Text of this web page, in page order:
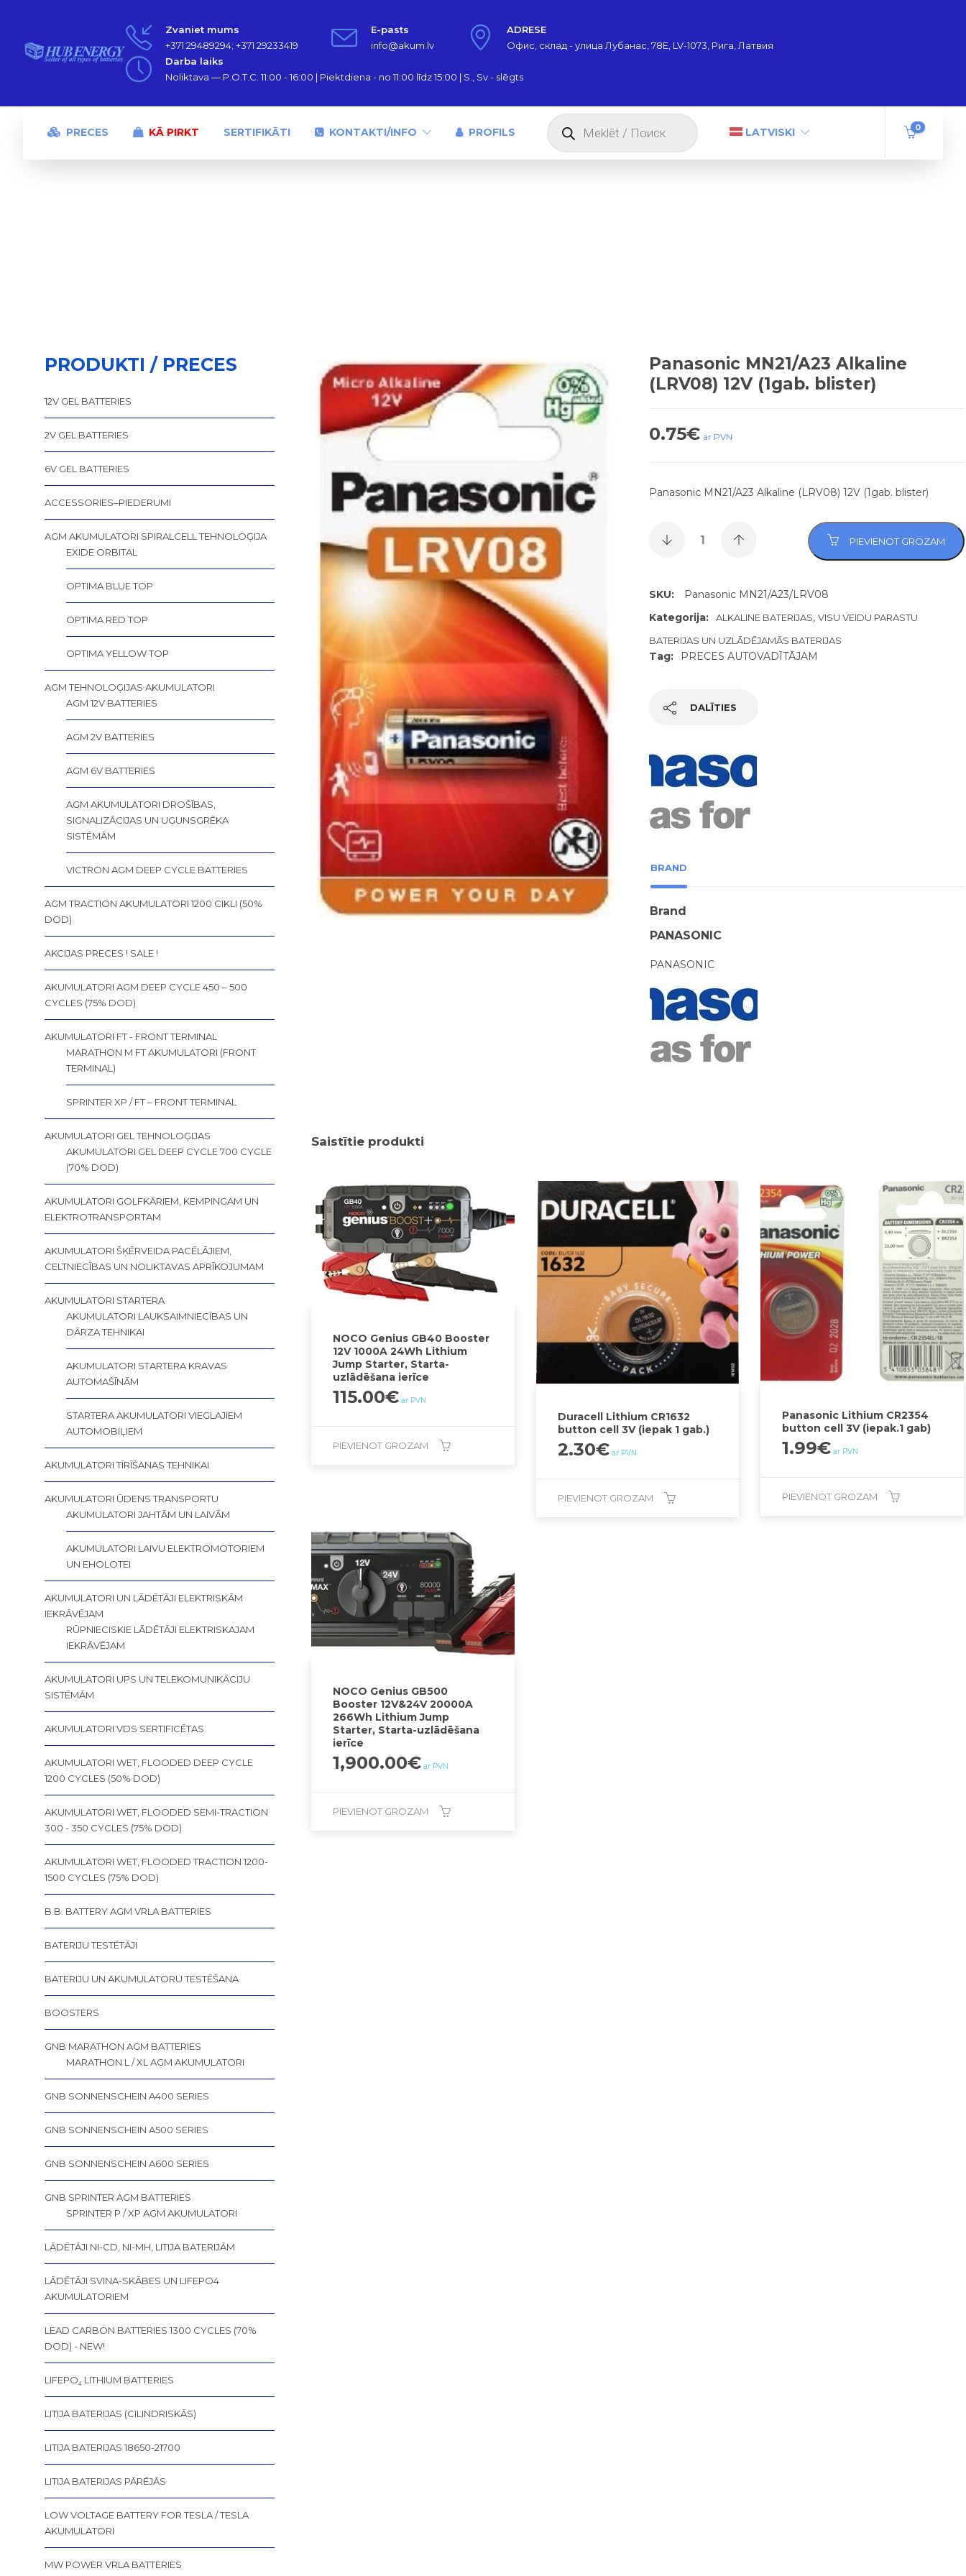
Zvaniet mums
+371 29489294; +371 29233419
E-pasts
info@akum.lv
ADRESE
Офис, склад - улица Лубанас, 78Е, LV-1073, Рига, Латвия
Darba laiks
Noliktava — P.O.T.C. 11:00 - 16:00 | Piektdiena - no 11:00 līdz 15:00 | S., Sv - slēgts
PRECES KĀ PIRKT SERTIFIKĀTI KONTAKTI/INFO PROFILS
Products
search LATVISKI 0
Panasonic MN21/A23 Alkaline
(LRV08) 12V (1gab. blister)
0.75€ ar PVN
Panasonic MN21/A23 Alkaline (LRV08) 12V (1gab. blister)
PIEVIENOT GROZAM
SKU:
Panasonic MN21/A23/LRV08
Kategorija:
ALKALINE BATERIJAS, VISU VEIDU PARASTU
BATERIJAS UN UZLĀDĒJAMĀS BATERIJAS
Tag: PRECES AUTOVADĪTĀJAM
DALĪTIES
BRAND
Brand
PANASONIC
PANASONIC
Saistītie produkti
NOCO Genius GB40 Booster
12V 1000A 24Wh Lithium
Jump Starter, Starta-
uzlādēšana ierīce
115.00€ ar PVN
PIEVIENOT GROZAM
Duracell Lithium CR1632
button cell 3V (iepak 1 gab.)
2.30€ ar PVN
PIEVIENOT GROZAM
Panasonic Lithium CR2354
button cell 3V (iepak.1 gab)
1.99€ ar PVN
PIEVIENOT GROZAM
NOCO Genius GB500
Booster 12V&24V 20000A
266Wh Lithium Jump
Starter, Starta-uzlādēšana
ierīce
1,900.00€ ar PVN
PIEVIENOT GROZAM
PRODUKTI / PRECES
12V GEL BATTERIES
2V GEL BATTERIES
6V GEL BATTERIES
ACCESSORIES–PIEDERUMI
AGM AKUMULATORI SPIRALCELL TEHNOLOĢIJA
EXIDE ORBITAL
OPTIMA BLUE TOP
OPTIMA RED TOP
OPTIMA YELLOW TOP
AGM TEHNOLOĢIJAS AKUMULATORI
AGM 12V BATTERIES
AGM 2V BATTERIES
AGM 6V BATTERIES
AGM AKUMULATORI DROŠĪBAS,
SIGNALIZĀCIJAS UN UGUNSGRĒKA
SISTĒMĀM
VICTRON AGM DEEP CYCLE BATTERIES
AGM TRACTION AKUMULATORI 1200 CIKLI (50%
DOD)
AKCIJAS PRECES ! SALE !
AKUMULATORI AGM DEEP CYCLE 450 – 500
CYCLES (75% DOD)
AKUMULATORI FT - FRONT TERMINAL
MARATHON M FT AKUMULATORI (FRONT
TERMINAL)
SPRINTER XP / FT – FRONT TERMINAL
AKUMULATORI GEL TEHNOLOĢIJAS
AKUMULATORI GEL DEEP CYCLE 700 CYCLE
(70% DOD)
AKUMULATORI GOLFKĀRIEM, KEMPINGAM UN
ELEKTROTRANSPORTAM
AKUMULATORI ŠĶĒRVEIDA PACĒLĀJIEM,
CELTNIECĪBAS UN NOLIKTAVAS APRĪKOJUMAM
AKUMULATORI STARTERA
AKUMULATORI LAUKSAIMNIECĪBAS UN
DĀRZA TEHNIKAI
AKUMULATORI STARTERA KRAVAS
AUTOMAŠĪNĀM
STARTERA AKUMULATORI VIEGLAJIEM
AUTOMOBIĻIEM
AKUMULATORI TĪRĪŠANAS TEHNIKAI
AKUMULATORI ŪDENS TRANSPORTU
AKUMULATORI JAHTĀM UN LAIVĀM
AKUMULATORI LAIVU ELEKTROMOTORIEM
UN EHOLOTEI
AKUMULATORI UN LĀDĒTĀJI ELEKTRISKĀM
IEKRĀVĒJAM
RŪPNIECISKIE LĀDĒTĀJI ELEKTRISKAJAM
IEKRĀVĒJAM
AKUMULATORI UPS UN TELEKOMUNIKĀCIJU
SISTĒMĀM
AKUMULATORI VDS SERTIFICĒTAS
AKUMULATORI WET, FLOODED DEEP CYCLE
1200 CYCLES (50% DOD)
AKUMULATORI WET, FLOODED SEMI-TRACTION
300 - 350 CYCLES (75% DOD)
AKUMULATORI WET, FLOODED TRACTION 1200-
1500 CYCLES (75% DOD)
B.B. BATTERY AGM VRLA BATTERIES
BATERIJU TESTĒTĀJI
BATERIJU UN AKUMULATORU TESTĒŠANA
BOOSTERS
GNB MARATHON AGM BATTERIES
MARATHON L / XL AGM AKUMULATORI
GNB SONNENSCHEIN A400 SERIES
GNB SONNENSCHEIN A500 SERIES
GNB SONNENSCHEIN A600 SERIES
GNB SPRINTER AGM BATTERIES
SPRINTER P / XP AGM AKUMULATORI
LĀDĒTĀJI NI-CD, NI-MH, LITIJA BATERIJĀM
LĀDĒTĀJI SVINA-SKĀBES UN LIFEPO4
AKUMULATORIEM
LEAD CARBON BATTERIES 1300 CYCLES (70%
DOD) - NEW!
LIFEPO₄ LITHIUM BATTERIES
LITIJA BATERIJAS (CILINDRISKĀS)
LITIJA BATERIJAS 18650-21700
LITIJA BATERIJAS PĀRĒJĀS
LOW VOLTAGE BATTERY FOR TESLA / TESLA
AKUMULATORI
MW POWER VRLA BATTERIES